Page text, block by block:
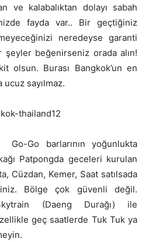
ve kalabalıktan dolayı sabah
fayda var.. Bir geçtiğiniz
neredeyse garanti
beğenirseniz orada alın!
olsun. Burası Bangkok’un en
sayılmaz.
Go-Go barlarının yoğunlukta
Patpongda geceleri kurulan
Cüzdan, Kemer, Saat satılsada
Bölge çok güvenli değil.
(Daeng Durağı) ile
geç saatlerde Tuk Tuk ya